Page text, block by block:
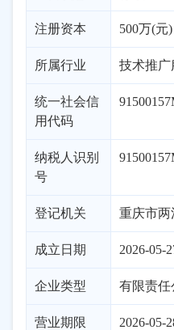
注册资本 500万(元)
所属行业 技术推广
统一社会信
用代码
纳税人识别
号
登记机关 重庆市两
成立日期 2026-05-
企业类型 有限责任
营业期限 2026-05-